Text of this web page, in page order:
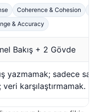
Coherence & Cohesion
& Accuracy
Bakış + 2 Gövde
yazmamak; sadece sayı
karşılaştırmamak.